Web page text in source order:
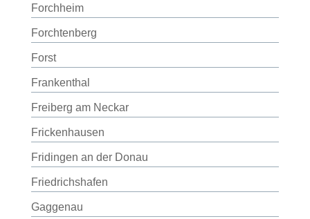
Forchheim
Forchtenberg
Forst
Frankenthal
Freiberg am Neckar
Frickenhausen
Fridingen an der Donau
Friedrichshafen
Gaggenau